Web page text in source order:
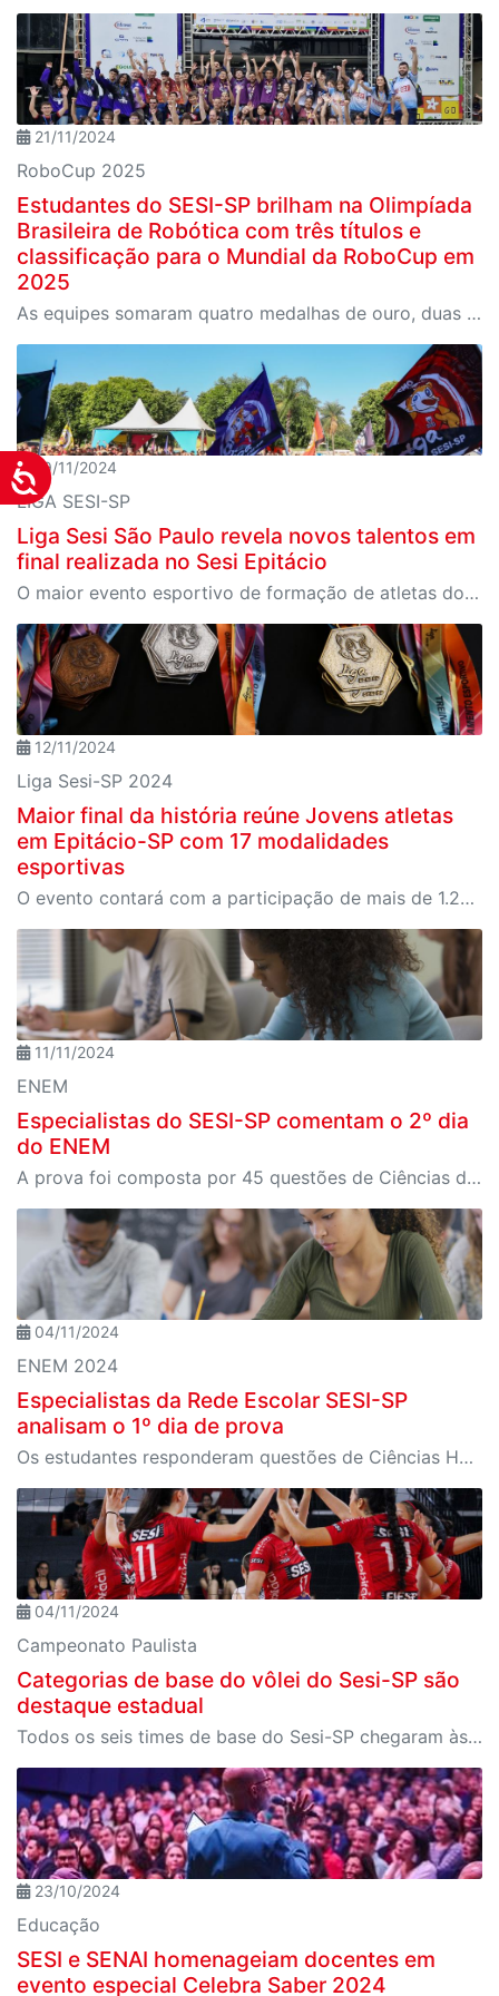
Acessibilidade
21/11/2024
RoboCup 2025
Estudantes do SESI-SP brilham na Olimpíada
Brasileira de Robótica com três títulos e
classificação para o Mundial da RoboCup em
2025
As equipes somaram quatro medalhas de ouro, duas de prata e duas de bronze
19/11/2024
LIGA SESI-SP
Liga Sesi São Paulo revela novos talentos em
final realizada no Sesi Epitácio
O maior evento esportivo de formação de atletas do Brasil trouxe, pela primeira vez, a modalidade do futebol feminino e natação paralímpica e utilizou uma estrutura de quadra inédita de Polo Aquático no Rio Paraná
12/11/2024
Liga Sesi-SP 2024
Maior final da história reúne Jovens atletas
em Epitácio-SP com 17 modalidades
esportivas
O evento contará com a participação de mais de 1.200 jovens atletas, entre 12 e 17 anos, vindos de diversas regiões de São Paulo
11/11/2024
ENEM
Especialistas do SESI-SP comentam o 2º dia
do ENEM
A prova foi composta por 45 questões de Ciências da Natureza e 45 questões de Matemática
04/11/2024
ENEM 2024
Especialistas da Rede Escolar SESI-SP
analisam o 1º dia de prova
Os estudantes responderam questões de Ciências Humanas e Linguagens, além da redação, cujo tema foi “Os desafios para a valorização da herança africana no Brasil”.
04/11/2024
Campeonato Paulista
Categorias de base do vôlei do Sesi-SP são
destaque estadual
Todos os seis times de base do Sesi-SP chegaram às semifinais do Campeonato Paulista
23/10/2024
Educação
SESI e SENAI homenageiam docentes em
evento especial Celebra Saber 2024